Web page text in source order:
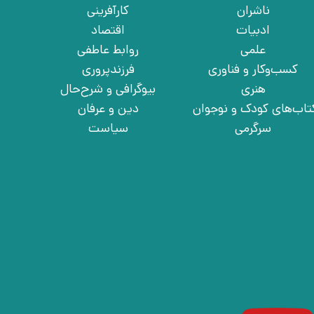
ناشران
ادبیات
علمی
کسب‌وکار و فناوری
هنری
کودک و نوجوان
سرگرمی
کارآفرینی
اقتصاد
روابط عاطفی
فرزندپروری
بیوگرافی و شرح‌حال
دین و عرفان
سیاست